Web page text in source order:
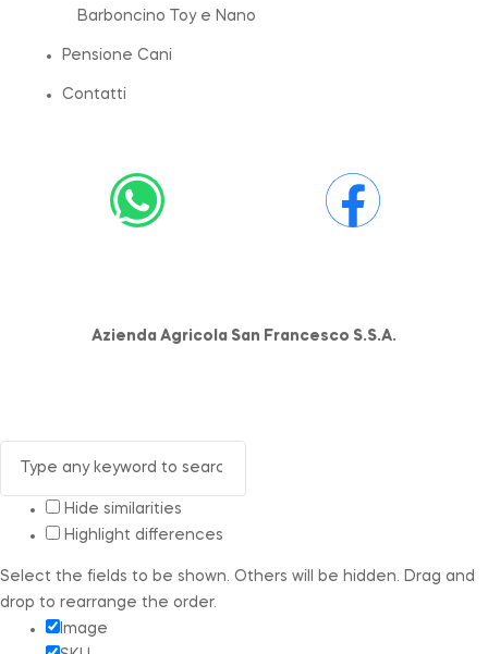
Barboncino Toy e Nano
Pensione Cani
Contatti
Azienda Agricola San Francesco S.S.A.
Hide similarities
Highlight differences
Select the fields to be shown. Others will be hidden. Drag and
drop to rearrange the order.
Image